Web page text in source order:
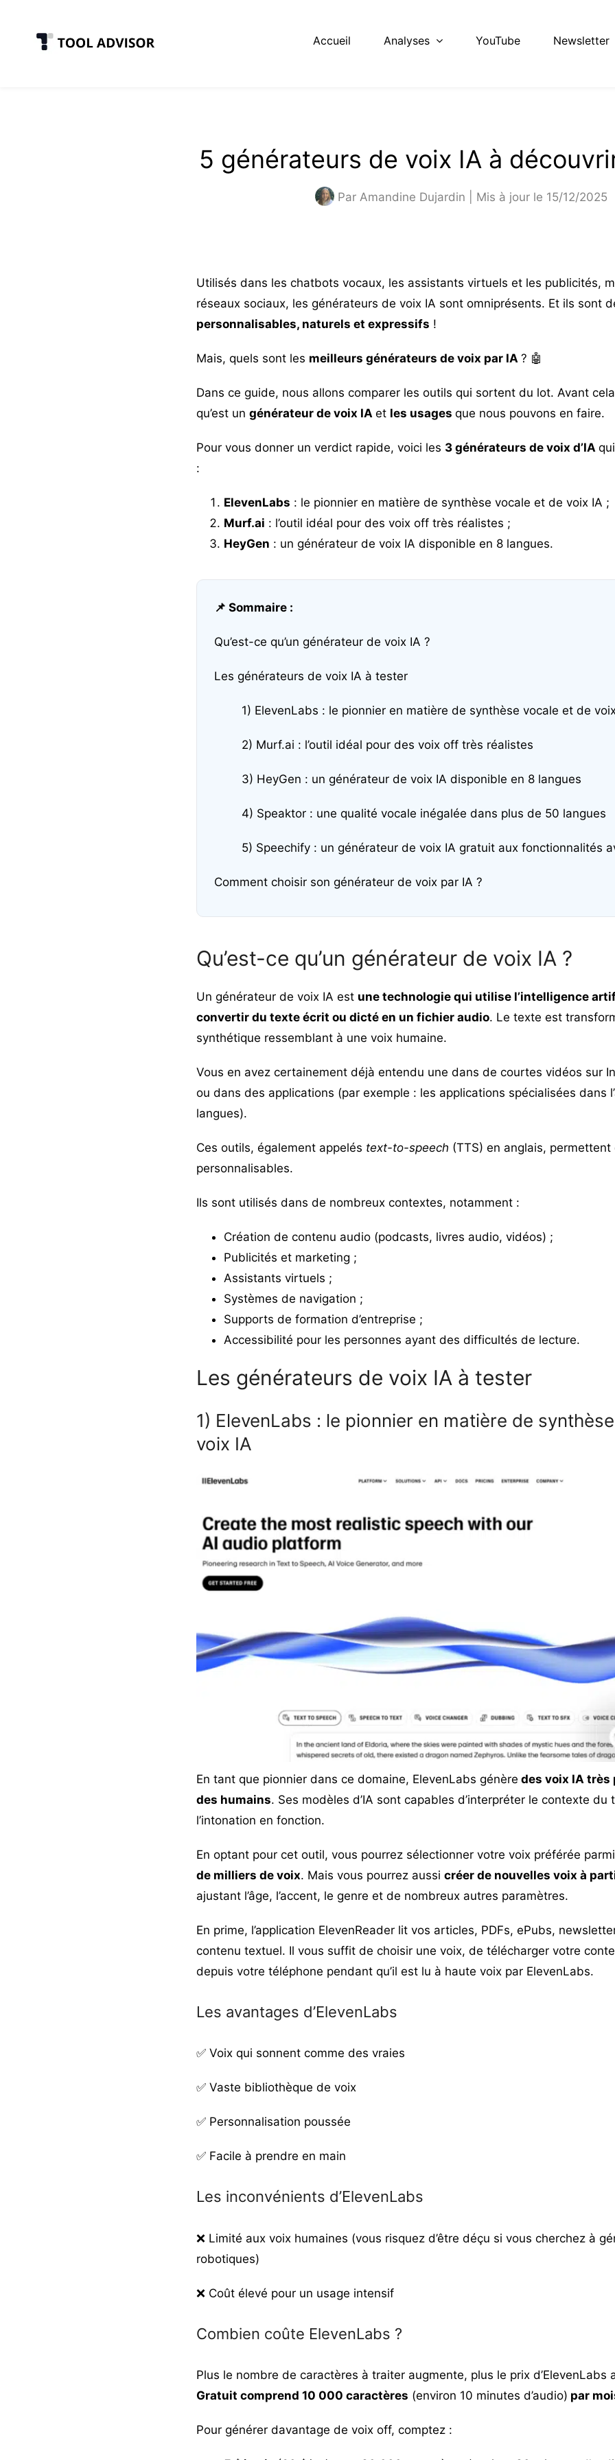
Accueil Analyses YouTube Newsletter
5 générateurs de voix IA à
Par Amandine Dujardin | Mis à jour le 15/12/2025
Utilisés dans les chatbots vocaux, les assistants virtuels et les publicités,
réseaux sociaux, les générateurs de voix IA sont omniprésents. Et ils sont
personnalisables, naturels et expressifs !
Mais, quels sont les meilleurs générateurs de voix par IA ? 🤖
Dans ce guide, nous allons comparer les outils qui sortent du lot. Avant
qu’est un générateur de voix IA et les usages que nous pouvons en faire.
Pour vous donner un verdict rapide, voici les 3 générateurs de voix d’IA
:
ElevenLabs : le pionnier en matière de synthèse vocale et de voix IA ;
Murf.ai : l’outil idéal pour des voix off très réalistes ;
HeyGen : un générateur de voix IA disponible en 8 langues.
📌 Sommaire :
Qu’est-ce qu’un générateur de voix IA ?
Les générateurs de voix IA à tester
1) ElevenLabs : le pionnier en matière de synthèse vocale et de
2) Murf.ai : l’outil idéal pour des voix off très réalistes
3) HeyGen : un générateur de voix IA disponible en 8 langues
4) Speaktor : une qualité vocale inégalée dans plus de 50 langues
5) Speechify : un générateur de voix IA gratuit aux fonctionnalités
Comment choisir son générateur de voix par IA ?
Qu’est-ce qu’un générateur de voix IA ?
Un générateur de voix IA est une technologie qui utilise l’intelligence
convertir du texte écrit ou dicté en un fichier audio. Le texte est
synthétique ressemblant à une voix humaine.
Vous en avez certainement déjà entendu une dans de courtes vidéos sur
ou dans des applications (par exemple : les applications spécialisées dans
langues).
Ces outils, également appelés text-to-speech (TTS) en anglais,
personnalisables.
Ils sont utilisés dans de nombreux contextes, notamment :
Création de contenu audio (podcasts, livres audio, vidéos) ;
Publicités et marketing ;
Assistants virtuels ;
Systèmes de navigation ;
Supports de formation d’entreprise ;
Accessibilité pour les personnes ayant des difficultés de lecture.
Les générateurs de voix IA à tester
1) ElevenLabs : le pionnier en matière de
voix IA
En tant que pionnier dans ce domaine, ElevenLabs génère des voix IA très
des humains. Ses modèles d’IA sont capables d’interpréter le contexte du
l’intonation en fonction.
En optant pour cet outil, vous pourrez sélectionner votre voix préférée
de milliers de voix. Mais vous pourrez aussi créer de nouvelles voix à
ajustant l’âge, l’accent, le genre et de nombreux autres paramètres.
En prime, l’application ElevenReader lit vos articles, PDFs, ePubs,
contenu textuel. Il vous suffit de choisir une voix, de télécharger votre
depuis votre téléphone pendant qu’il est lu à haute voix par ElevenLabs.
Les avantages d’ElevenLabs
✅ Voix qui sonnent comme des vraies
✅ Vaste bibliothèque de voix
✅ Personnalisation poussée
✅ Facile à prendre en main
Les inconvénients d’ElevenLabs
❌ Limité aux voix humaines (vous risquez d’être déçu si vous cherchez à
robotiques)
❌ Coût élevé pour un usage intensif
Combien coûte ElevenLabs ?
Plus le nombre de caractères à traiter augmente, plus le prix d’ElevenLabs
Gratuit comprend 10 000 caractères (environ 10 minutes d’audio) par
Pour générer davantage de voix off, comptez :